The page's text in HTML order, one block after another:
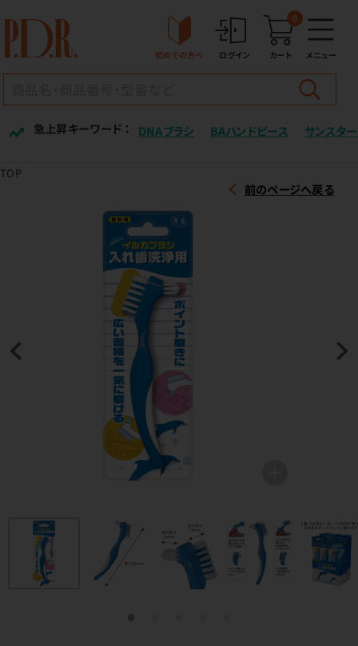
初めての方へ ログイン カート
0
メニュー
急上昇キーワード ： DNAブラシ BAハンドピース サンスター
TOP
前のページへ戻る